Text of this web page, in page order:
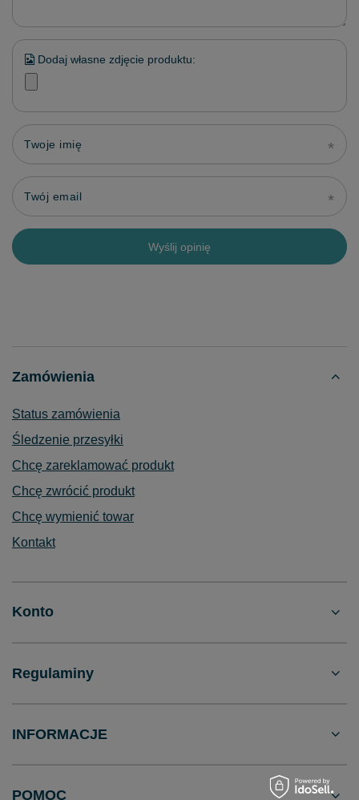
Dodaj własne zdjęcie produktu:
Twoje imię
Twój email
Wyślij opinię
Zamówienia
Status zamówienia
Śledzenie przesyłki
Chcę zareklamować produkt
Chcę zwrócić produkt
Chcę wymienić towar
Kontakt
Konto
Regulaminy
INFORMACJE
POMOC